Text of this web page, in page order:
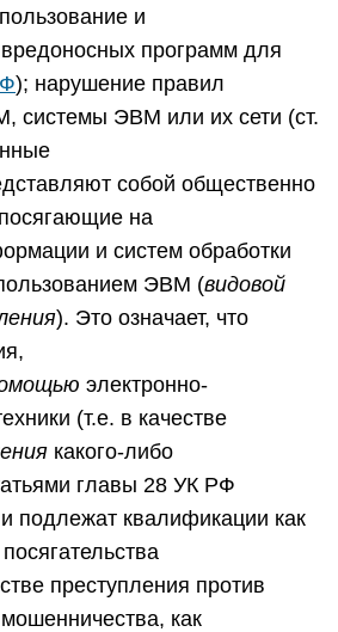
и
программ для
); нарушение правил
системы ЭВМ или их сети (ст.
собой общественно
на
и систем обработки
ЭВМ (видовой
). Это означает, что
электронно-
(т.е. в качестве
какого-либо
главы 28 УК РФ
подлежат квалификации как
преступления против
как